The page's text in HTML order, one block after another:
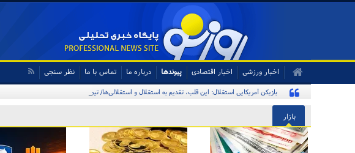
اخبار ورزشی اخبار اقتصادی پیوندها درباره ما تماس با ما نظر سنجی
بازیکن آمریکایی استقلال: این قلب، تقدیم به استقلال و استقلالی‌ها/ تیم‌ملی ایران پیشنهاد بدهد قبول می‌کنم
بازار